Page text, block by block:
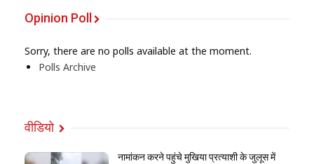
Opinion Poll
Sorry, there are no polls available at the moment.
Polls Archive
वीडियो
नामांकन करने पहुंचे मुखिया प्रत्याशी के जुलूस में